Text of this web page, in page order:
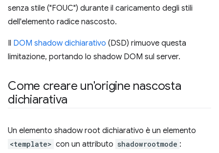
senza stile ("FOUC") durante il caricamento degli stili
dell'elemento radice nascosto.
Il DOM shadow dichiarativo (DSD) rimuove questa
limitazione, portando lo shadow DOM sul server.
Come creare un'origine nascosta
dichiarativa
Un elemento shadow root dichiarativo è un elemento
<template> con un attributo shadowrootmode :